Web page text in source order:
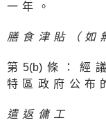
一年。
膳食津貼（如
第5(b)條：經
特區政府公布
遣返傭工